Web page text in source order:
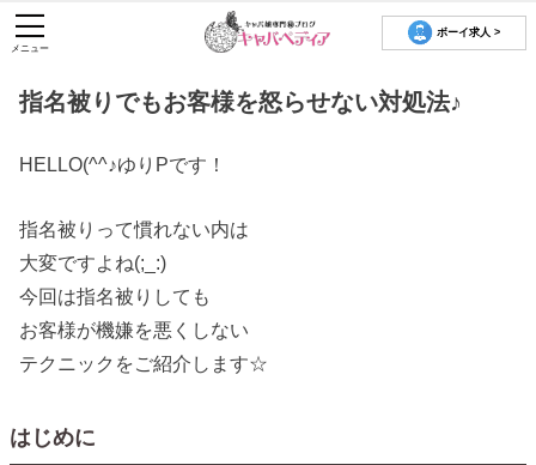
ボーイ求人 >
メニュー
指名被りでもお客様を怒らせない対処法♪
HELLO(^^♪ゆりPです！
指名被りって慣れない内は
大変ですよね(;_:)
今回は指名被りしても
お客様が機嫌を悪くしない
テクニックをご紹介します☆
はじめに